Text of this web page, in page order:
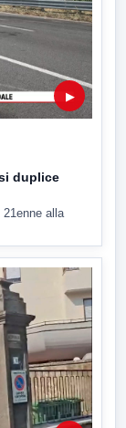
▶
duplice
21enne alla